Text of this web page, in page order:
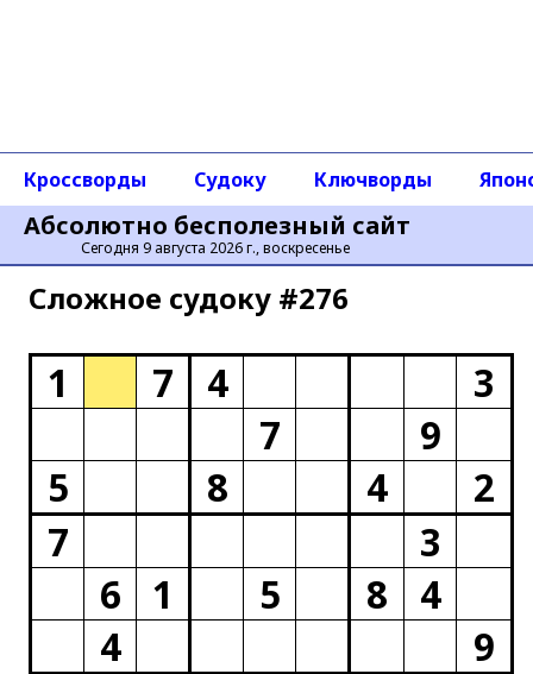
Абсолютно бесполезный сайт
Сегодня 9 августа 2026 г., воскресенье
Кроссворды Судоку Ключворды
Сложное cудоку #276
1 7 4
3
7
9
5
8 4
2
7
3
6
1 5 8
4
4
9